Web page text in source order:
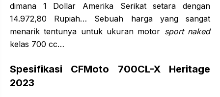
dimana 1 Dollar Amerika Serikat setara dengan
14.972,80 Rupiah… Sebuah harga yang sangat
menarik tentunya untuk ukuran motor sport naked
kelas 700 cc…
Spesifikasi CFMoto 700CL-X Heritage
2023